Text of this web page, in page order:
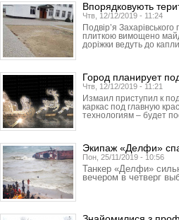
Впорядковують
Чтв, 12/12/2019 - 11:24
Подвір’я
плиткою вимощено
доріжки ведуть до
Город планирует
Чтв, 12/12/2019 - 11:21
Измаил приступил к
каркас под главную
технологиям – будет
Экипаж «Делфи»
Пон, 25/11/2019 - 10:56
Танкер «Делфи»
вечером в четверг